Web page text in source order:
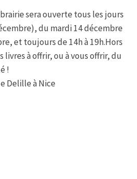
sera ouverte tous les jours
du mardi 14 décembre
et toujours de 14h à 19h.Hors
à offrir, ou à vous offrir, du
!
Delille à Nice